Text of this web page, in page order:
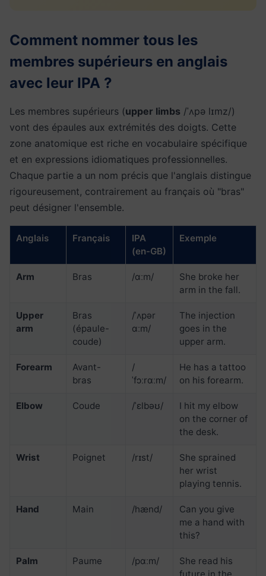
Comment nommer tous les
membres supérieurs en anglais
avec leur IPA ?
Les membres supérieurs (upper limbs /ˈʌpə lɪmz/)
vont des épaules aux extrémités des doigts. Cette
zone anatomique est riche en vocabulaire spécifique
et en expressions idiomatiques professionnelles.
Chaque partie a un nom précis que l'anglais distingue
rigoureusement, contrairement au français où "bras"
peut désigner l'ensemble.
Anglais Français
IPA
(en-GB)
Exemple
Arm Bras /ɑːm/
She broke her
arm in the fall.
Upper
arm
Bras
(épaule-
coude)
/ˈʌpər
ɑːm/
The injection
goes in the
upper arm.
Forearm
Avant-
bras
/
ˈfɔːrɑːm/
He has a tattoo
on his forearm.
Elbow Coude /ˈɛlbəʊ/
I hit my elbow
on the corner of
the desk.
Wrist Poignet /rɪst/
She sprained
her wrist
playing tennis.
Hand Main /hænd/
Can you give
me a hand with
this?
Palm Paume /pɑːm/
She read his